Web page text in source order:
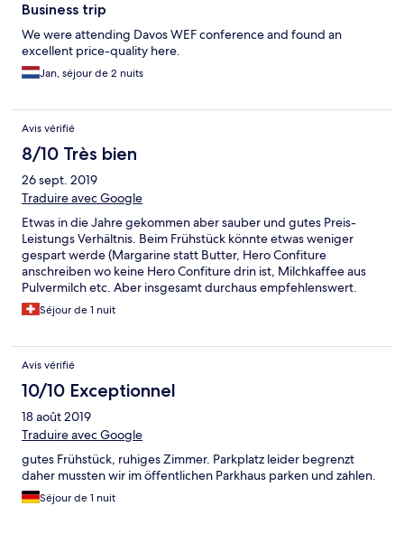
Business trip
We were attending Davos WEF conference and found an
excellent price-quality here.
Jan, séjour de 2 nuits
Avis vérifié
8/10 Très bien
26 sept. 2019
Traduire avec Google
Etwas in die Jahre gekommen aber sauber und gutes Preis-
Leistungs Verhältnis. Beim Frühstück könnte etwas weniger
gespart werde (Margarine statt Butter, Hero Confiture
anschreiben wo keine Hero Confiture drin ist, Milchkaffee aus
Pulvermilch etc. Aber insgesamt durchaus empfehlenswert.
Séjour de 1 nuit
Avis vérifié
10/10 Exceptionnel
18 août 2019
Traduire avec Google
gutes Frühstück, ruhiges Zimmer. Parkplatz leider begrenzt
daher mussten wir im öffentlichen Parkhaus parken und zahlen.
Séjour de 1 nuit